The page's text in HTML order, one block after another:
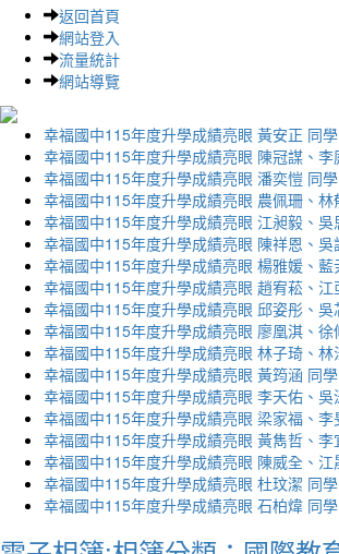
返回首頁
網站登入
流量統計
網站導覽
幸福國中115年度升學成績亮眼 黃安正 同
幸福國中115年度升學成績亮眼 陳冠謀、
幸福國中115年度升學成績亮眼 潘奕愷 同
幸福國中115年度升學成績亮眼 農佩珊、
幸福國中115年度升學成績亮眼 江昶毅、
幸福國中115年度升學成績亮眼 陳祥恩、
幸福國中115年度升學成績亮眼 楊雅媛、
幸福國中115年度升學成績亮眼 趙宥菘、
幸福國中115年度升學成績亮眼 邱姿彤、
幸福國中115年度升學成績亮眼 廖凰淇、
幸福國中115年度升學成績亮眼 林子琦、
幸福國中115年度升學成績亮眼 黃筠涵 同
幸福國中115年度升學成績亮眼 李天佑、
幸福國中115年度升學成績亮眼 梁家福、
幸福國中115年度升學成績亮眼 黃雋哲、
幸福國中115年度升學成績亮眼 陳威全、
幸福國中115年度升學成績亮眼 杜玟潔 同
幸福國中115年度升學成績亮眼 石柏煒 同